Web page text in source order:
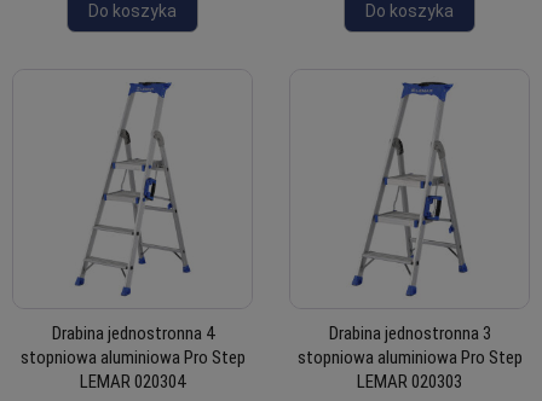
Do koszyka Do koszyka
Drabina jednostronna 4
stopniowa aluminiowa Pro Step
LEMAR 020304
Drabina jednostronna 3
stopniowa aluminiowa Pro Step
LEMAR 020303